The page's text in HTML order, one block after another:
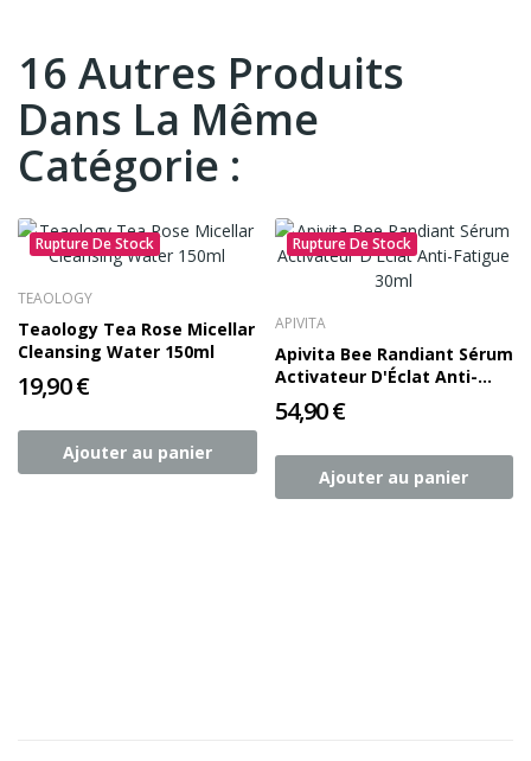
16 Autres Produits
Dans La Même
Catégorie :
Rupture De Stock
TEAOLOGY
Teaology Tea Rose Micellar
Cleansing Water 150ml
19,90 €
Ajouter au panier
Rupture De Stock
APIVITA
Apivita Bee Randiant Sérum
Activateur D'Éclat Anti-
Fatigue 30ml
54,90 €
Ajouter au panier